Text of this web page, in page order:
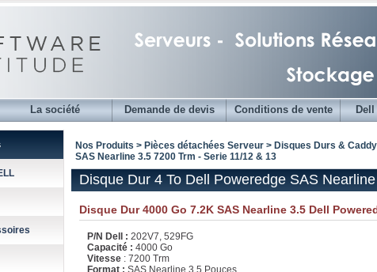
La société Demande de devis Conditions de vente
Nos Produits > Pièces détachées Serveur > Disques Durs & Caddy
SAS Nearline 3.5 7200 Trm - Serie 11/12 & 13
Disque Dur 4 To Dell Poweredge SAS
Disque Dur 4000 Go 7.2K SAS Nearline 3.5 Dell
P/N Dell : 202V7, 529FG
Capacité : 4000 Go
Vitesse : 7200 Trm
Format : SAS Nearline 3.5 Pouces